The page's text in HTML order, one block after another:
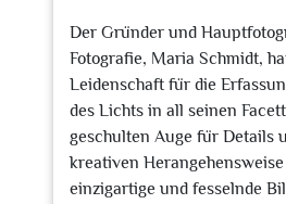
Der Gründer und
Fotografie, Maria Schmidt,
Leidenschaft für die
des Lichts in all seinen
geschulten Auge für Details
kreativen
einzigartige und fesselnde